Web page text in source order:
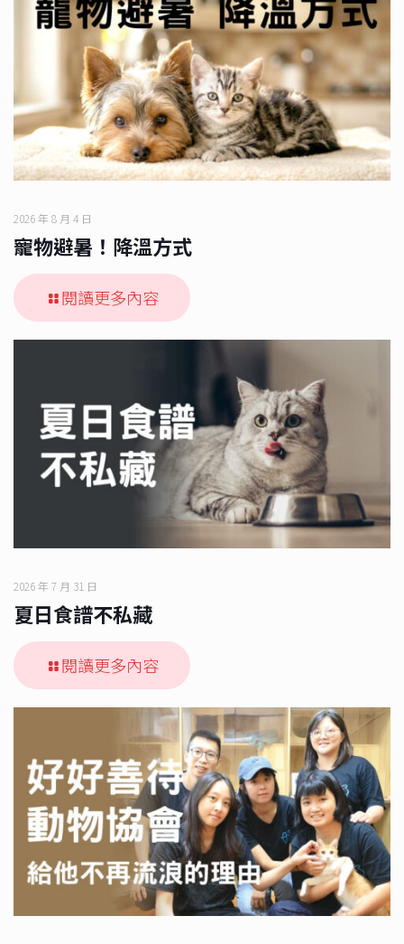
2026 年 8 月 4 日
寵物避暑！降溫方式
閱讀更多內容
2026 年 7 月 31 日
夏日食譜不私藏
閱讀更多內容